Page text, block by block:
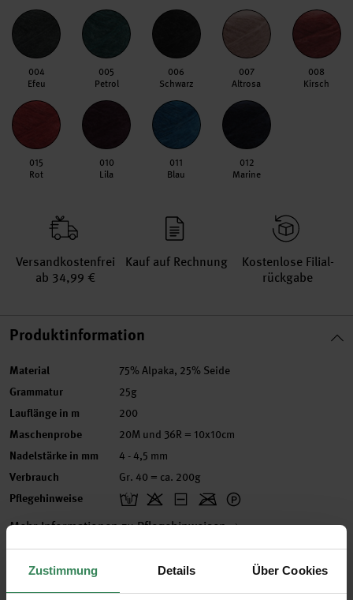
Zustimmung Details Über Cookies
004
Efeu
005
Petrol
006
Schwarz
007
Altrosa
008
Kirsch
015
Rot
010
Lila
011
Blau
012
Marine
Versand­kosten­frei
ab 34,99 €
Kauf auf Rechnung
Kosten­lose Filial­
rückgabe
Produktinformation
Material 75% Alpaka, 25% Seide
Grammatur 25g
Lauflänge in m 200
Maschenprobe 20M und 36R = 10x10cm
Nadelstärke in mm 4 - 4,5 mm
Verbrauch Gr. 40 = ca. 200g
Pflegehinweise
Mehr Informationen zu Pflegehinweisen
3606360